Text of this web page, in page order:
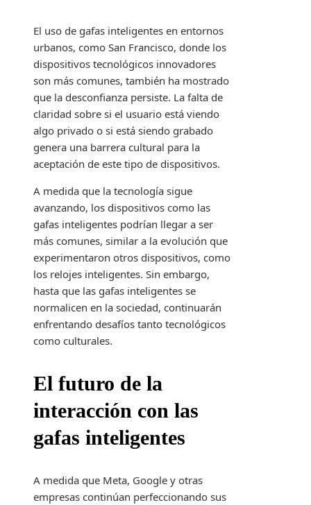
El uso de gafas inteligentes en entornos
urbanos, como San Francisco, donde los
dispositivos tecnológicos innovadores
son más comunes, también ha mostrado
que la desconfianza persiste. La falta de
claridad sobre si el usuario está viendo
algo privado o si está siendo grabado
genera una barrera cultural para la
aceptación de este tipo de dispositivos.
A medida que la tecnología sigue
avanzando, los dispositivos como las
gafas inteligentes podrían llegar a ser
más comunes, similar a la evolución que
experimentaron otros dispositivos, como
los relojes inteligentes. Sin embargo,
hasta que las gafas inteligentes se
normalicen en la sociedad, continuarán
enfrentando desafíos tanto tecnológicos
como culturales.
El futuro de la
interacción con las
gafas inteligentes
A medida que Meta, Google y otras
empresas continúan perfeccionando sus